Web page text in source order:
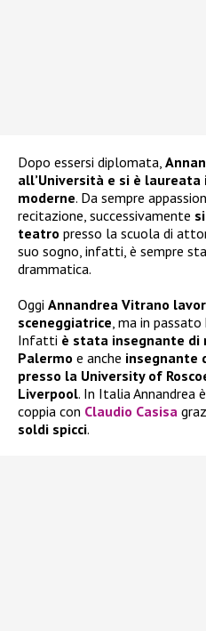
Dopo essersi diplomata,
all’Università e si è
moderne. Da sempre
recitazione, successivamente
teatro presso la scuola di
suo sogno, infatti, è sempre
drammatica.
Oggi Annandrea Vitrano
sceneggiatrice, ma in
Infatti è stata insegnante di
Palermo e anche insegnante
presso la University of
Liverpool. In Italia Annandrea
coppia con Claudio Casisa
soldi spicci.